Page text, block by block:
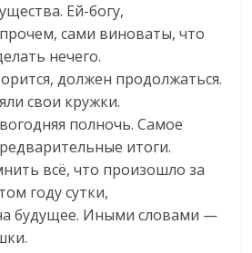
Ей-богу,
сами виноваты, что
нечего.
должен продолжаться.
свои кружки.
полночь. Самое
итоги.
всё, что произошло за
году сутки,
будущее. Иными словами —